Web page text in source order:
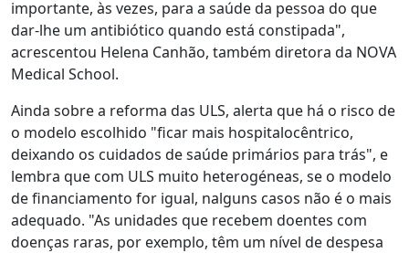
importante, às vezes, para a saúde da pessoa do que
dar-lhe um antibiótico quando está constipada",
acrescentou Helena Canhão, também diretora da NOVA
Medical School.
Ainda sobre a reforma das ULS, alerta que há o risco de
o modelo escolhido "ficar mais hospitalocêntrico,
deixando os cuidados de saúde primários para trás", e
lembra que com ULS muito heterogéneas, se o modelo
de financiamento for igual, nalguns casos não é o mais
adequado. "As unidades que recebem doentes com
doenças raras, por exemplo, têm um nível de despesa